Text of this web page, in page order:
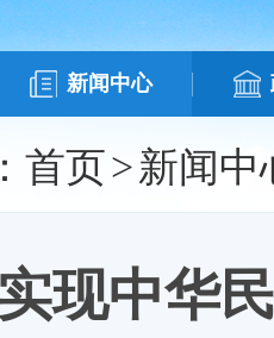
新闻中心
首页>新闻中
现中华